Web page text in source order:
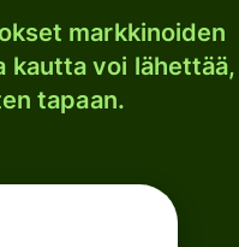
markkinoiden
kautta voi lähettää,
tapaan.